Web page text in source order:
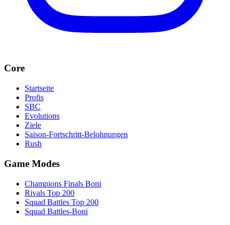
Core
Startseite
Profis
SBC
Evolutions
Ziele
Saison-Fortschritt-Belohnungen
Rush
Game Modes
Champions Finals Boni
Rivals Top 200
Squad Battles Top 200
Squad Battles-Boni